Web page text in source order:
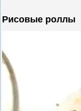
Рисовые роллы